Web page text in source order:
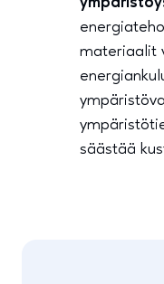
materiaalit
säästää